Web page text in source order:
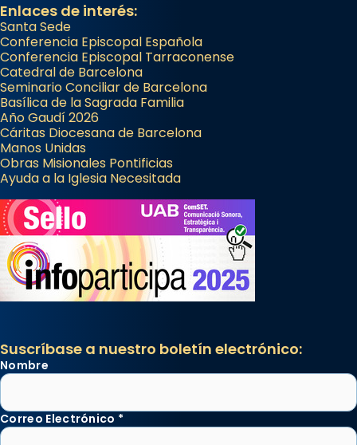
Enlaces de interés:
Santa Sede
Conferencia Episcopal Española
Conferencia Episcopal Tarraconense
Catedral de Barcelona
Seminario Conciliar de Barcelona
Basílica de la Sagrada Familia
Año Gaudí 2026
Cáritas Diocesana de Barcelona
Manos Unidas
Obras Misionales Pontificias
Ayuda a la Iglesia Necesitada
Suscríbase a nuestro boletín electrónico:
Nombre
Correo Electrónico *